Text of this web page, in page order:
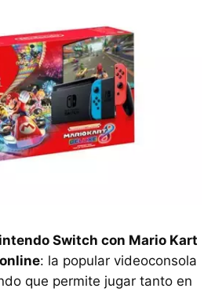
Switch con Mario Kart
: la popular videoconsola
que permite jugar tanto en